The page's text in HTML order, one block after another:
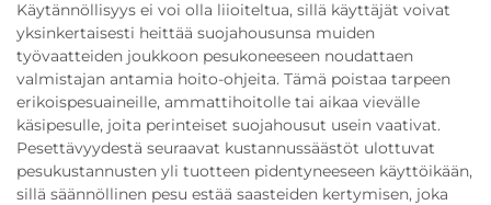
Käytännöllisyys ei voi olla liioiteltua, sillä käyttäjät voivat
yksinkertaisesti heittää suojahousunsa muiden
työvaatteiden joukkoon pesukoneeseen noudattaen
valmistajan antamia hoito-ohjeita. Tämä poistaa tarpeen
erikoispesuaineille, ammattihoitolle tai aikaa vievälle
käsipesulle, joita perinteiset suojahousut usein vaativat.
Pesettävyydestä seuraavat kustannussäästöt ulottuvat
pesukustannusten yli tuotteen pidentyneeseen käyttöikään,
sillä säännöllinen pesu estää saasteiden kertymisen, joka